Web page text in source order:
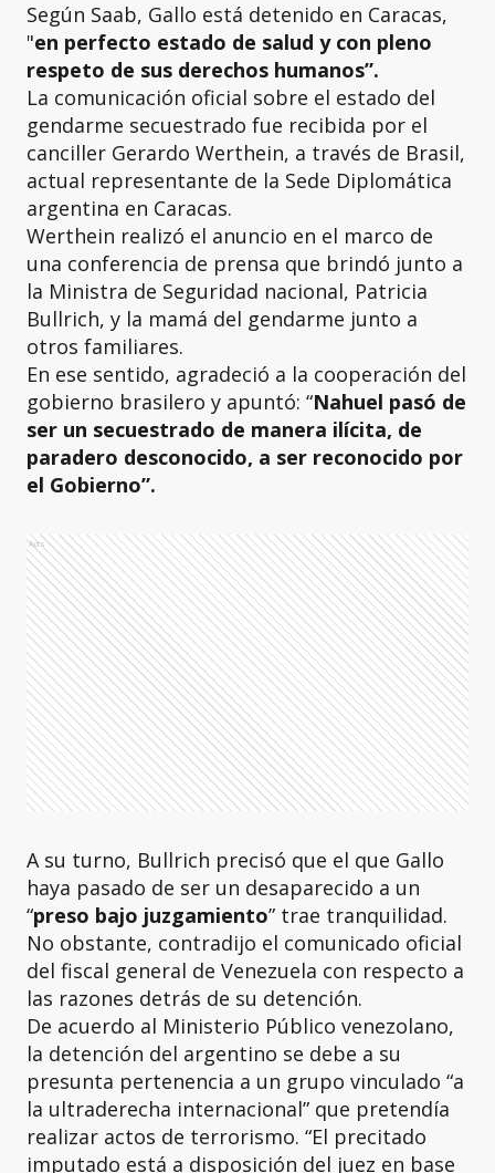
Según Saab, Gallo está detenido en Caracas,
"en perfecto estado de salud y con pleno
respeto de sus derechos humanos”.
La comunicación oficial sobre el estado del
gendarme secuestrado fue recibida por el
canciller Gerardo Werthein, a través de Brasil,
actual representante de la Sede Diplomática
argentina en Caracas.
Werthein realizó el anuncio en el marco de
una conferencia de prensa que brindó junto a
la Ministra de Seguridad nacional, Patricia
Bullrich, y la mamá del gendarme junto a
otros familiares.
En ese sentido, agradeció a la cooperación del
gobierno brasilero y apuntó: “Nahuel pasó de
ser un secuestrado de manera ilícita, de
paradero desconocido, a ser reconocido por
el Gobierno”.
Ads
A su turno, Bullrich precisó que el que Gallo
haya pasado de ser un desaparecido a un
“preso bajo juzgamiento” trae tranquilidad.
No obstante, contradijo el comunicado oficial
del fiscal general de Venezuela con respecto a
las razones detrás de su detención.
De acuerdo al Ministerio Público venezolano,
la detención del argentino se debe a su
presunta pertenencia a un grupo vinculado “a
la ultraderecha internacional” que pretendía
realizar actos de terrorismo. “El precitado
imputado está a disposición del juez en base